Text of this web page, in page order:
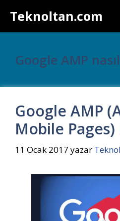
atlaTeknoltan.com
Google AMP
Google AMP
Mobile
11 Ocak 2017 yazar